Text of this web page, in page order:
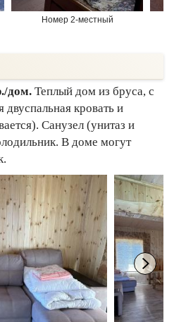
Номер 2-местный
дом. Теплый дом из бруса, с
кровать и
Санузел (унитаз и
В доме могут